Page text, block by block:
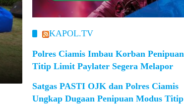
KAPOL.TV
Polres Ciamis Imbau Korban Penipuan
Titip Limit Paylater Segera Melapor
Satgas PASTI OJK dan Polres Ciamis
Ungkap Dugaan Penipuan Modus Titip